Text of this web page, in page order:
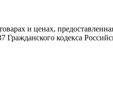
и ценах,
Гражданского кодекса